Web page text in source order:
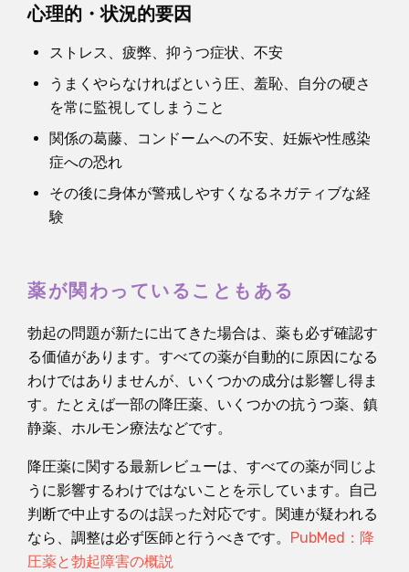
心理的・状況的要因
ストレス、疲弊、抑うつ症状、不安
うまくやらなければという圧、羞恥、自分の硬さ
を常に監視してしまうこと
関係の葛藤、コンドームへの不安、妊娠や性感染
症への恐れ
その後に身体が警戒しやすくなるネガティブな経
験
薬が関わっていることもある
勃起の問題が新たに出てきた場合は、薬も必ず確認す
る価値があります。すべての薬が自動的に原因になる
わけではありませんが、いくつかの成分は影響し得ま
す。たとえば一部の降圧薬、いくつかの抗うつ薬、鎮
静薬、ホルモン療法などです。
降圧薬に関する最新レビューは、すべての薬が同じよ
うに影響するわけではないことを示しています。自己
判断で中止するのは誤った対応です。関連が疑われる
なら、調整は必ず医師と行うべきです。 PubMed：降
圧薬と勃起障害の概説